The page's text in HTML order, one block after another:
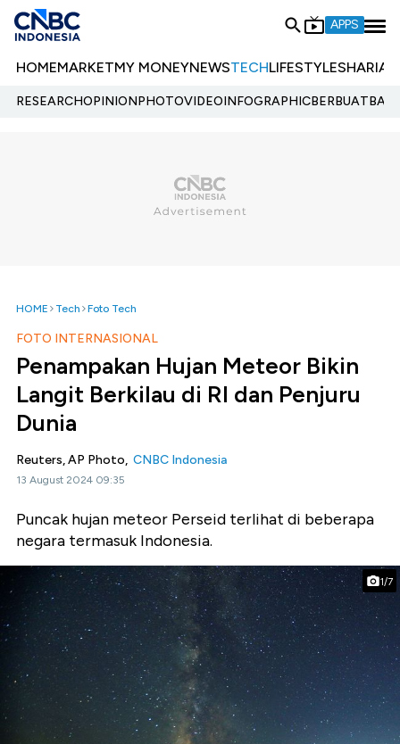
APPS
HOMEMARKETMY MONEYNEWSTECHLIFESTYLESHARIA
RESEARCHOPINIONPHOTOVIDEOINFOGRAPHIC
HOME Tech Foto Tech
FOTO INTERNASIONAL
Penampakan Hujan Meteor Bikin
Langit Berkilau di RI dan Penjuru
Dunia
Reuters, AP Photo, CNBC Indonesia
13 August 2024 09:35
Puncak hujan meteor Perseid terlihat di beberapa
negara termasuk Indonesia.
1/7